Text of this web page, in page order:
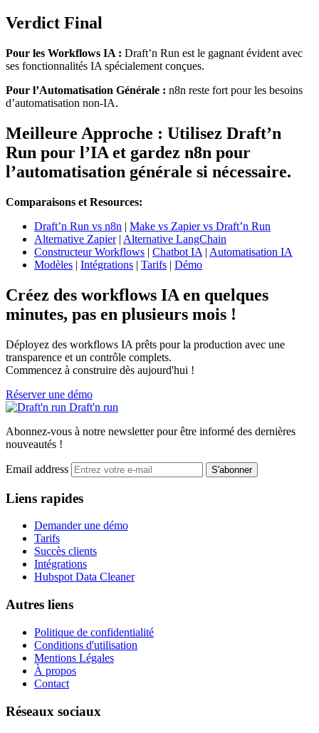
Verdict Final
Pour les Workflows IA : Draft’n Run est le gagnant évident avec
ses fonctionnalités IA spécialement conçues.
Pour l’Automatisation Générale : n8n reste fort pour les besoins
d’automatisation non-IA.
Meilleure Approche : Utilisez Draft’n
Run pour l’IA et gardez n8n pour
l’automatisation générale si nécessaire.
Comparaisons et Resources:
Draft’n Run vs n8n | Make vs Zapier vs Draft’n Run
Alternative Zapier| Alternative LangChain
Constructeur Workflows | Chatbot IA | Automatisation IA
Modèles | Intégrations | Tarifs | Démo
Créez des workflows IA en quelques
minutes, pas en plusieurs mois !
Déployez des workflows IA prêts pour la production avec une
transparence et un contrôle complets.
Commencez à construire dès aujourd'hui !
Réserver une démo
Draft'n run
Abonnez-vous à notre newsletter pour être informé des dernières
nouveautés !
Email address S'abonner
Liens rapides
Demander une démo
Tarifs
Succès clients
Intégrations
Hubspot Data Cleaner
Autres liens
Politique de confidentialité
Conditions d'utilisation
Mentions Légales
À propos
Contact
Réseaux sociaux